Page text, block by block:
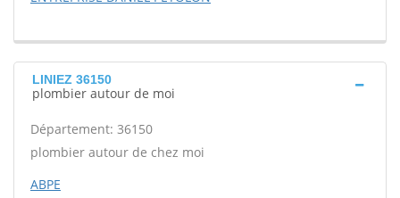
LINIEZ 36150
plombier autour de moi
Département: 36150
plombier autour de chez moi
ABPE